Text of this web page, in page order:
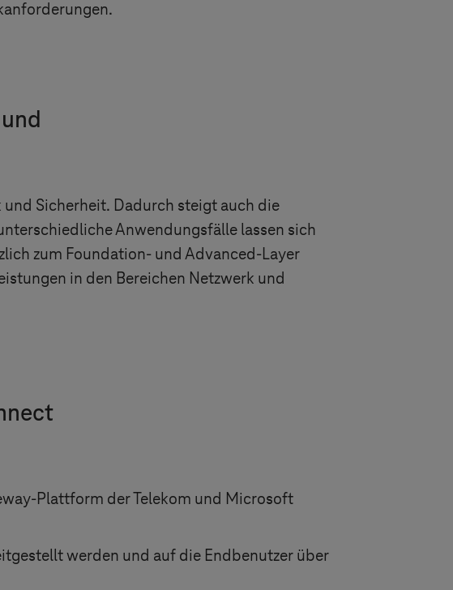
Sicherheit. Dadurch steigt auch die
Anwendungsfälle lassen sich
zum Foundation- und Advanced-Layer
in den Bereichen Netzwerk und
Plattform der Telekom und Microsoft
werden und auf die Endbenutzer über